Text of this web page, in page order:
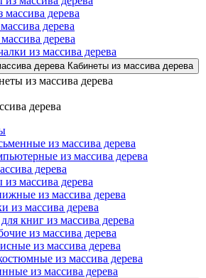
дерева
дерева
дерева
из массива дерева
Кабинеты из массива дерева
дерева
из массива дерева
из массива дерева
дерева
из массива дерева
из массива дерева
из массива дерева
книг из массива дерева
из массива дерева
из массива дерева
из массива дерева
из массива дерева